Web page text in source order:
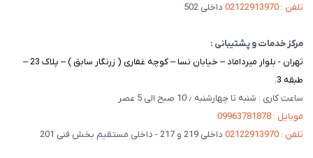
تلفن : 02122913970
داخلی 502
مرکز خدمات و پشتیبانی :
تهران - بلوار میرداماد – خیابان نسا – کوچه غفاری ( زرنگار سابق ) – پلاک 23 –
طبقه 3.
ساعت کاری : شنبه تا چهارشنبه ٫ 10 صبح الی 5 عصر
موبایل : 09963781878
تلفن : 02122913970
داخلی 219 و 217 - داخلی مستقیم بخش فنی 201